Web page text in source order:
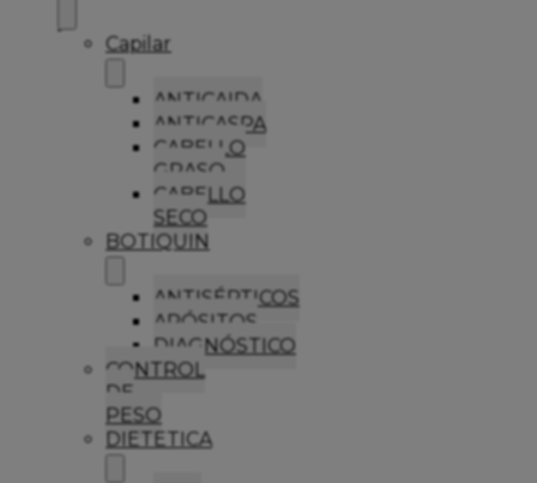
Capilar
ANTICAIDA
ANTICASPA
CABELLO
GRASO
CABELLO
SECO
BOTIQUIN
ANTISÉPTICOS
APÓSITOS
DIAGNÓSTICO
CONTROL
DE
PESO
DIETETICA